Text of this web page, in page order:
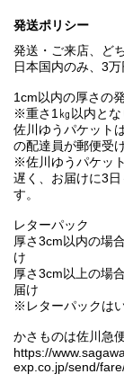
発送ポリシー
発送・ご来店、ど
日本国内のみ、3万
1cm以内の厚さの
※重さ1㎏以内とな
佐川ゆうパケット
の配達員が郵便受
※佐川ゆうパケッ
遅く、お届けに3
す。
レターパック
厚さ3cm以内の場
け
厚さ3cm以上の場
届け
※レターパックは
かさものは佐川急
https://
exp.co.jp/send/